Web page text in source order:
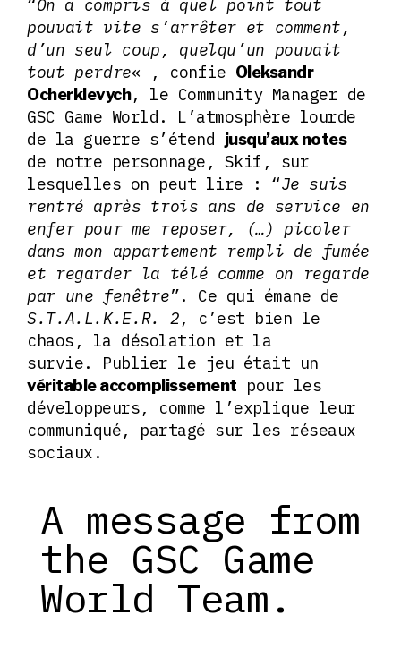
“On a compris à quel point tout
pouvait vite s’arrêter et comment,
d’un seul coup, quelqu’un pouvait
tout perdre« , confie Oleksandr
Ocherklevych, le Community Manager de
GSC Game World. L’atmosphère lourde
de la guerre s’étend
jusqu’aux notes
de notre personnage, Skif, sur
lesquelles on peut lire : “Je suis
rentré après trois ans de service en
enfer pour me reposer, (…) picoler
dans mon appartement rempli de fumée
et regarder la télé comme on regarde
par une fenêtre”. Ce qui émane de
S.T.A.L.K.E.R. 2, c’est bien le
chaos, la désolation et la
survie. Publier le jeu était un
véritable accomplissement pour les
développeurs, comme l’explique leur
communiqué, partagé sur les réseaux
sociaux.
A message from
the GSC Game
World Team.